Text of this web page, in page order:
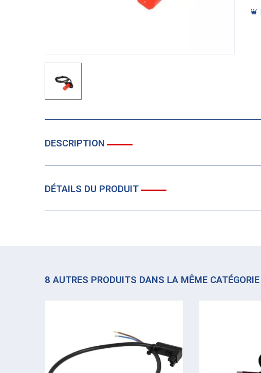
DESCRIPTION
DÉTAILS DU PRODUIT
8 AUTRES PRODUITS DANS LA MÊME CATÉGORIE